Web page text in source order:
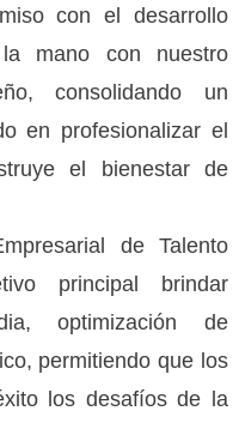
con el desarrollo
mano con nuestro
consolidando un
en profesionalizar el
el bienestar de
de Talento
principal brindar
optimización de
permitiendo que los
los desafíos de la